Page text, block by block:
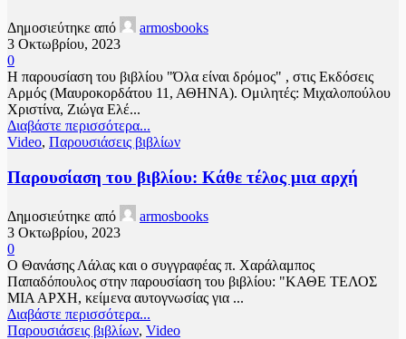
Δημοσιεύτηκε από
armosbooks
3 Οκτωβρίου, 2023
0
Η παρουσίαση του βιβλίου "Όλα είναι δρόμος" , στις Εκδόσεις
Αρμός (Μαυροκορδάτου 11, ΑΘΗΝΑ). Ομιλητές: Μιχαλοπούλου
Χριστίνα, Ζιώγα Ελέ...
Διαβάστε περισσότερα...
Video, Παρουσιάσεις βιβλίων
Παρουσίαση του βιβλίου: Κάθε τέλος μια αρχή
Δημοσιεύτηκε από
armosbooks
3 Οκτωβρίου, 2023
0
Ο Θανάσης Λάλας και ο συγγραφέας π. Χαράλαμπος
Παπαδόπουλος στην παρουσίαση του βιβλίου: "ΚΑΘΕ ΤΕΛΟΣ
ΜΙΑ ΑΡΧΗ, κείμενα αυτογνωσίας για ...
Διαβάστε περισσότερα...
Παρουσιάσεις βιβλίων, Video